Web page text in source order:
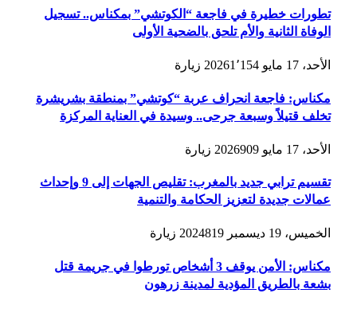
تطورات خطيرة في فاجعة “الكوتشي” بمكناس.. تسجيل
الوفاة الثانية والأم تلحق بالضحية الأولى
الأحد، 17 مايو 2026 1٬154 زيارة
مكناس: فاجعة انحراف عربة “كوتشي” بمنطقة بشريشرة
تخلف قتيلاً وسبعة جرحى.. وسيدة في العناية المركزة
الأحد، 17 مايو 2026 909 زيارة
تقسيم ترابي جديد بالمغرب: تقليص الجهات إلى 9 وإحداث
عمالات جديدة لتعزيز الحكامة والتنمية
الخميس، 19 ديسمبر 2024 819 زيارة
مكناس: الأمن يوقف 3 أشخاص تورطوا في جريمة قتل
بشعة بالطريق المؤدية لمدينة زرهون